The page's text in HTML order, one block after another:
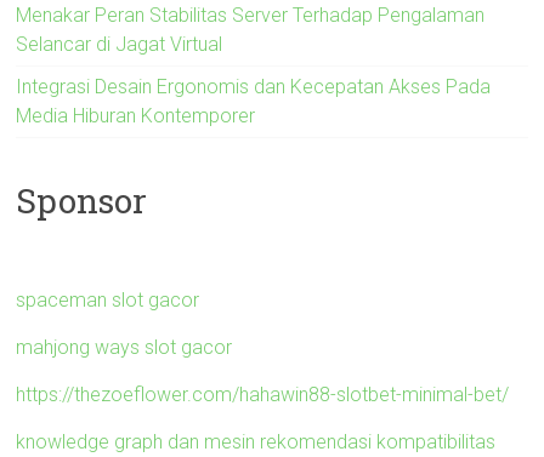
Menakar Peran Stabilitas Server Terhadap Pengalaman
Selancar di Jagat Virtual
Integrasi Desain Ergonomis dan Kecepatan Akses Pada
Media Hiburan Kontemporer
Sponsor
spaceman slot gacor
mahjong ways slot gacor
https://thezoeflower.com/hahawin88-slotbet-minimal-bet/
knowledge graph dan mesin rekomendasi kompatibilitas